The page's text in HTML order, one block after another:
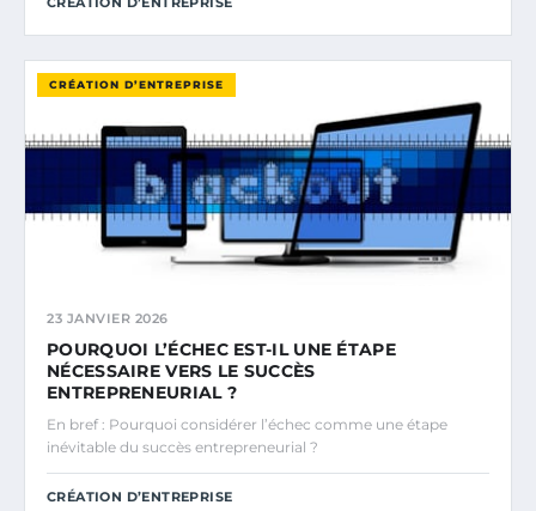
CRÉATION D’ENTREPRISE
23 JANVIER 2026
POURQUOI L’ÉCHEC EST-IL UNE ÉTAPE
NÉCESSAIRE VERS LE SUCCÈS
ENTREPRENEURIAL ?
En bref : Pourquoi considérer l’échec comme une étape
inévitable du succès entrepreneurial ?
CRÉATION D’ENTREPRISE